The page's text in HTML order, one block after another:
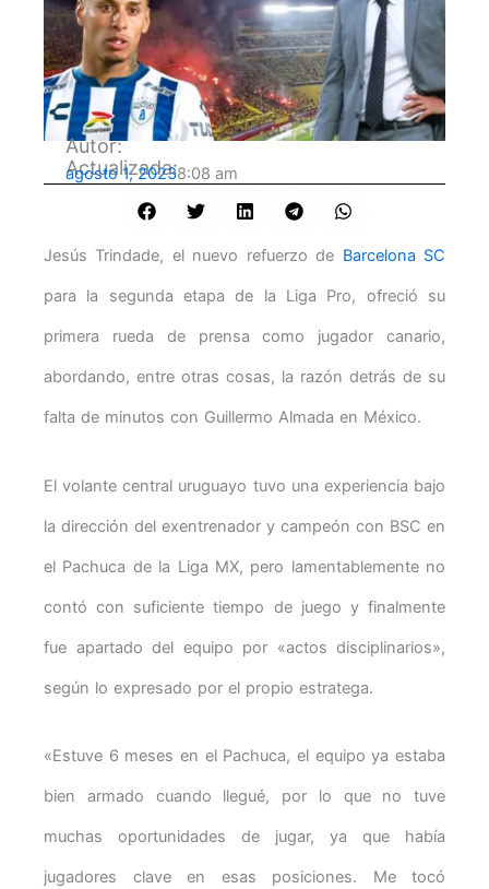
Autor:
Actualizada:
agosto 1, 20238:08 am
Jesús Trindade, el nuevo refuerzo de Barcelona SC
para la segunda etapa de la Liga Pro, ofreció su
primera rueda de prensa como jugador canario,
abordando, entre otras cosas, la razón detrás de su
falta de minutos con Guillermo Almada en México.
El volante central uruguayo tuvo una experiencia bajo
la dirección del exentrenador y campeón con BSC en
el Pachuca de la Liga MX, pero lamentablemente no
contó con suficiente tiempo de juego y finalmente
fue apartado del equipo por «actos disciplinarios»,
según lo expresado por el propio estratega.
«Estuve 6 meses en el Pachuca, el equipo ya estaba
bien armado cuando llegué, por lo que no tuve
muchas oportunidades de jugar, ya que había
jugadores clave en esas posiciones. Me tocó